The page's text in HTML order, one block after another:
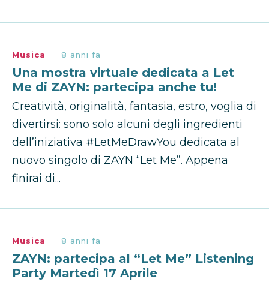
Musica 8 anni fa
Una mostra virtuale dedicata a Let
Me di ZAYN: partecipa anche tu!
Creatività, originalità, fantasia, estro, voglia di
divertirsi: sono solo alcuni degli ingredienti
dell’iniziativa #LetMeDrawYou dedicata al
nuovo singolo di ZAYN “Let Me”. Appena
finirai di...
Musica 8 anni fa
ZAYN: partecipa al “Let Me” Listening
Party Martedì 17 Aprile